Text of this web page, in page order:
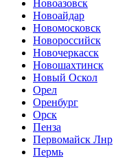
Новоазовск
Новоайдар
Новомосковск
Новороссийск
Новочеркасск
Новошахтинск
Новый Оскол
Орел
Оренбург
Орск
Пенза
Первомайск Лнр
Пермь